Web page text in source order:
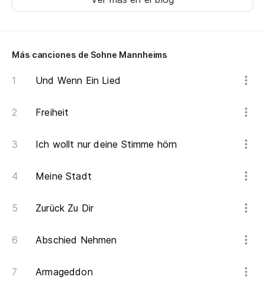
Más canciones de Sohne Mannheims
Und Wenn Ein Lied
Freiheit
Ich wollt nur deine Stimme hörn
Meine Stadt
Zurück Zu Dir
Abschied Nehmen
Armageddon